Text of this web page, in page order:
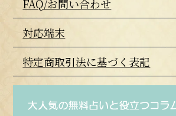
FAQ/お問い合わせ
対応端末
特定商取引法に基づく表記